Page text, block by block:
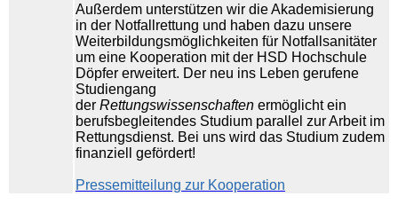
Außerdem unterstützen wir die Akademisierung
in der Notfallrettung und haben dazu unsere
Weiterbildungsmöglichkeiten für Notfallsanitäter
um eine Kooperation mit der HSD Hochschule
Döpfer erweitert. Der neu ins Leben gerufene
Studiengang
der Rettungswissenschaften ermöglicht ein
berufsbegleitendes Studium parallel zur Arbeit im
Rettungsdienst. Bei uns wird das Studium zudem
finanziell gefördert!
Pressemitteilung zur Kooperation